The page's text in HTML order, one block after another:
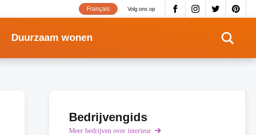
Volg ons op
Français
Duurzaam wonen
Bedrijvengids
Meer bedrijven over interieur